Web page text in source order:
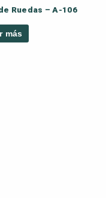
Ruedas – A-106
más